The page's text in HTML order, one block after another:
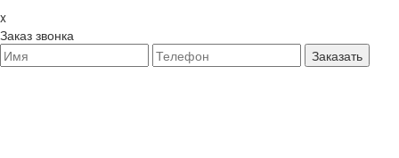
x
Заказ звонка
Заказать